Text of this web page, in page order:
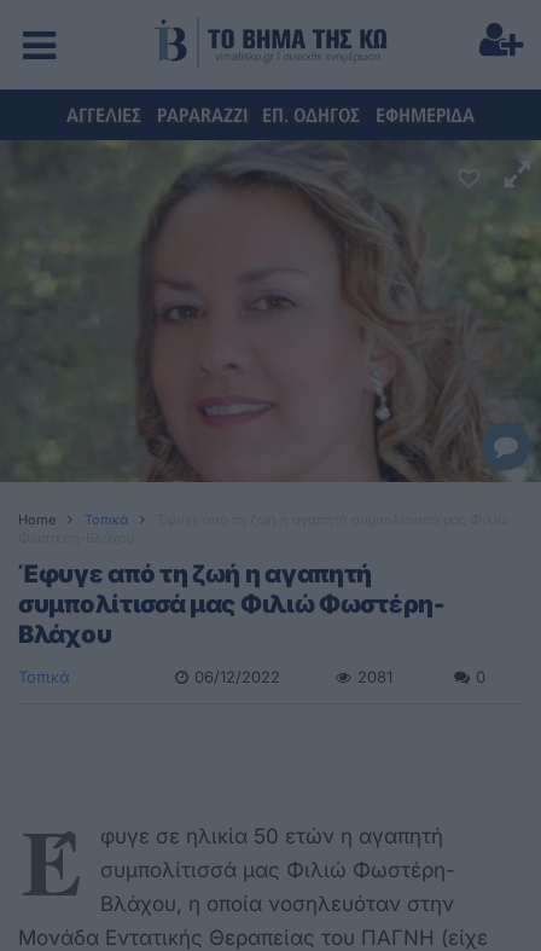
ΑΓΓΕΛΙΕΣ PAPARAZZI ΕΠ. ΟΔΗΓΟΣ ΕΦΗΜΕΡΙΔΑ
Home Τοπικά
Έφυγε από τη ζωή η αγαπητή
συμπολίτισσά μας Φιλιώ Φωστέρη-
Βλάχου
Τοπικά 06/12/2022 2081 0
Έ
φυγε σε ηλικία 50 ετών η αγαπητή
συμπολίτισσά μας Φιλιώ Φωστέρη-
Βλάχου, η οποία νοσηλευόταν στην
Μονάδα Εντατικής Θεραπείας του ΠΑΓΝΗ (είχε